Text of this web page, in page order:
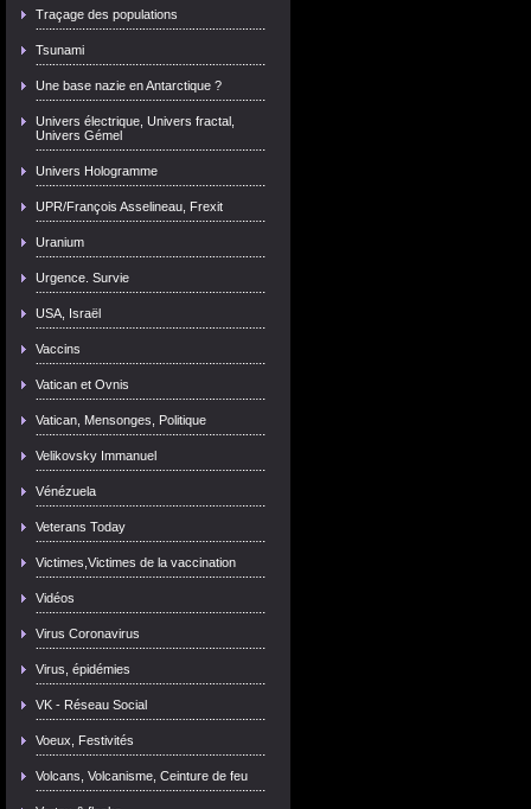
Traçage des populations
Tsunami
Une base nazie en Antarctique ?
Univers électrique, Univers fractal,
Univers Gémel
Univers Hologramme
UPR/François Asselineau, Frexit
Uranium
Urgence. Survie
USA, Israël
Vaccins
Vatican et Ovnis
Vatican, Mensonges, Politique
Velikovsky Immanuel
Vénézuela
Veterans Today
Victimes,Victimes de la vaccination
Vidéos
Virus Coronavirus
Virus, épidémies
VK - Réseau Social
Voeux, Festivités
Volcans, Volcanisme, Ceinture de feu